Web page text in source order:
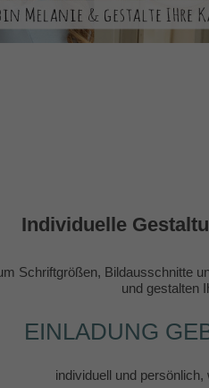
Individuelle
Schriftgrößen, Bildausschnitte
und gestalten
EINLADUNG
individuell und persönlich,